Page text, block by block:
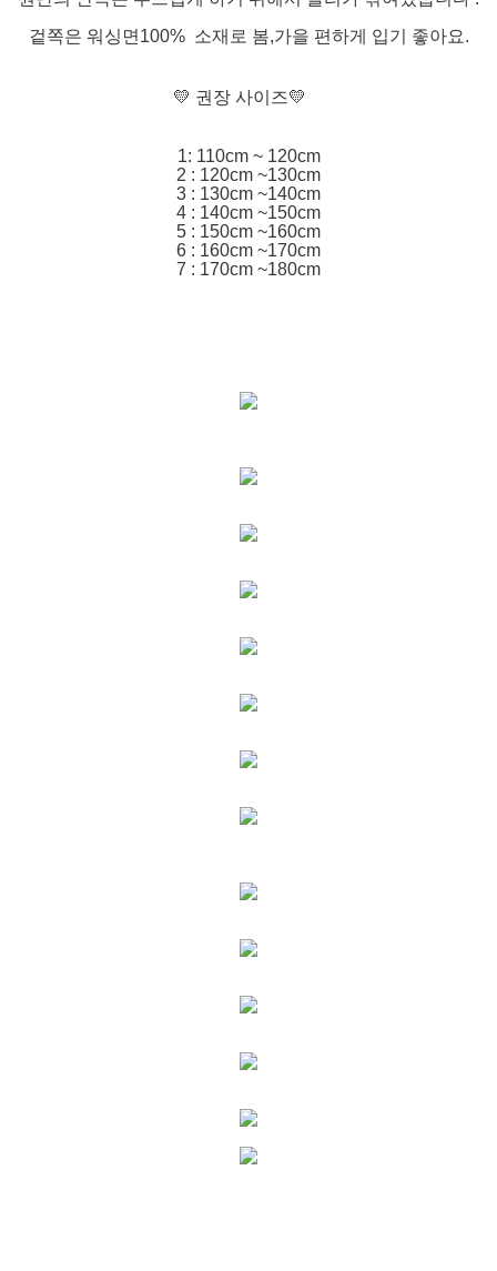
겉쪽은 워싱면100% 소재로 봄,가을 편하게 입기 좋아요.
💛 권장 사이즈💛
1: 110cm ~ 120cm
2 : 120cm ~130cm
3 : 130cm ~140cm
4 : 140cm ~150cm
5 : 150cm ~160cm
6 : 160cm ~170cm
7 : 170cm ~180cm